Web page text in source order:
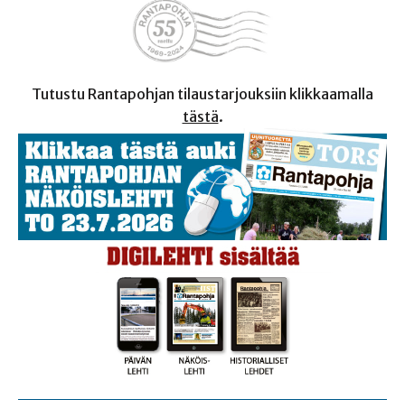
Tutustu Rantapohjan tilaustarjouksiin klikkaamalla
tästä.